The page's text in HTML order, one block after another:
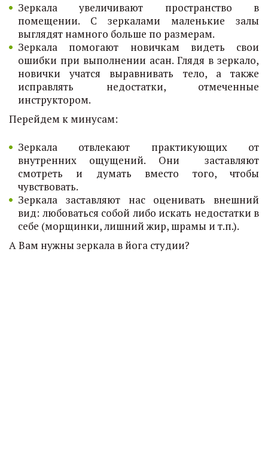
Зеркала увеличивают пространство в
помещении. С зеркалами маленькие залы
выглядят намного больше по размерам.
Зеркала помогают новичкам видеть свои
ошибки при выполнении асан. Глядя в зеркало,
новички учатся выравнивать тело, а также
исправлять недостатки, отмеченные
инструктором.
Перейдем к минусам:
Зеркала отвлекают практикующих от
внутренних ощущений. Они заставляют
смотреть и думать вместо того, чтобы
чувствовать.
Зеркала заставляют нас оценивать внешний
вид: любоваться собой либо искать недостатки в
себе (морщинки, лишний жир, шрамы и т.п.).
А Вам нужны зеркала в йога студии?